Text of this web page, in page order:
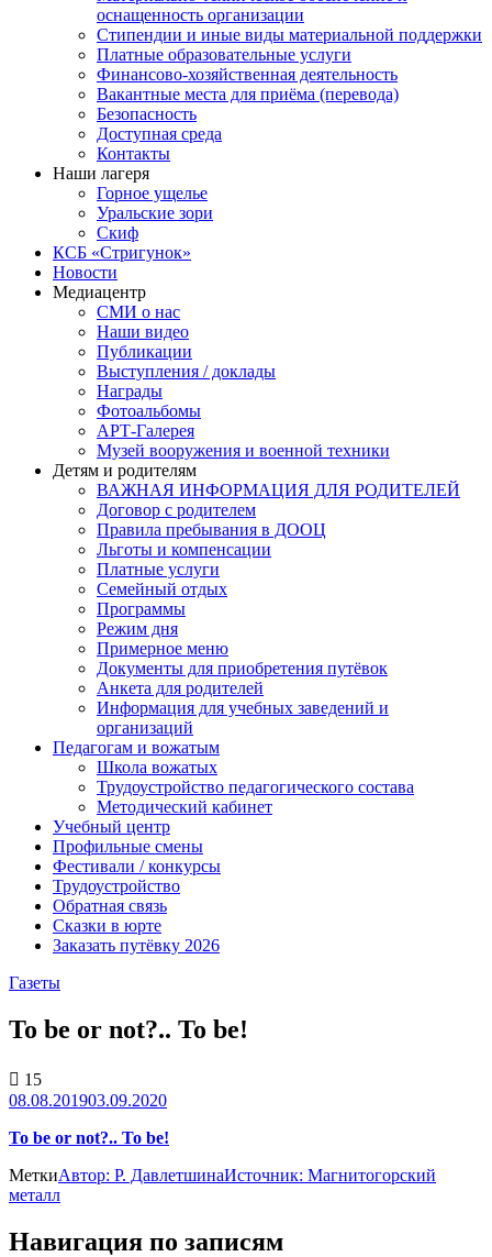
оснащенность организации
Стипендии и иные виды материальной поддержки
Платные образовательные услуги
Финансово-хозяйственная деятельность
Вакантные места для приёма (перевода)
Безопасность
Доступная среда
Контакты
Наши лагеря
Горное ущелье
Уральские зори
Скиф
КСБ «Стригунок»
Новости
Медиацентр
СМИ о нас
Наши видео
Публикации
Выступления / доклады
Награды
Фотоальбомы
АРТ-Галерея
Музей вооружения и военной техники
Детям и родителям
ВАЖНАЯ ИНФОРМАЦИЯ ДЛЯ РОДИТЕЛЕЙ
Договор с родителем
Правила пребывания в ДООЦ
Льготы и компенсации
Платные услуги
Семейный отдых
Программы
Режим дня
Примерное меню
Документы для приобретения путёвок
Анкета для родителей
Информация для учебных заведений и
организаций
Педагогам и вожатым
Школа вожатых
Трудоустройство педагогического состава
Методический кабинет
Учебный центр
Профильные смены
Фестивали / конкурсы
Трудоустройство
Обратная связь
Сказки в юрте
Заказать путёвку 2026
Газеты
To be or not?.. To be!
15
08.08.201903.09.2020
To be or not?.. To be!
МеткиАвтор: Р. ДавлетшинаИсточник: Магнитогорский
металл
Навигация по записям